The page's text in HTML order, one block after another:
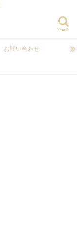
search
お問い合わせ